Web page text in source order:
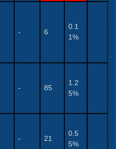
- 6
0.1
1%
- 85
1.2
5%
- 21
0.5
5%